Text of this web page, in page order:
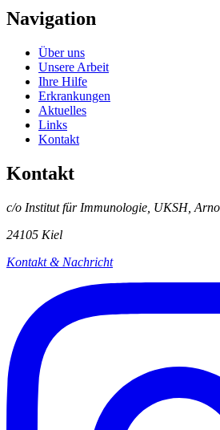
Navigation
Über uns
Unsere Arbeit
Ihre Hilfe
Erkrankungen
Aktuelles
Links
Kontakt
Kontakt
c/o Institut für Immunologie, UKSH,
24105 Kiel
Kontakt & Nachricht